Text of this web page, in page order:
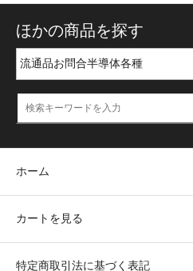
ほかの商品を探す
ホーム
カートを見る
特定商取引法に基づく表記